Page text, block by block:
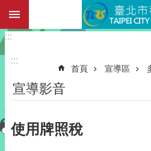
跳到主要內容區塊
:::
:::
首頁 宣導區
宣導影音
使用牌照稅